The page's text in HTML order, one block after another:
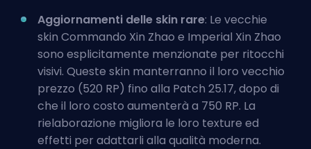
Aggiornamenti delle skin rare: Le vecchie
skin Commando Xin Zhao e Imperial Xin Zhao
sono esplicitamente menzionate per ritocchi
visivi. Queste skin manterranno il loro vecchio
prezzo (520 RP) fino alla Patch 25.17, dopo di
che il loro costo aumenterà a 750 RP. La
rielaborazione migliora le loro texture ed
effetti per adattarli alla qualità moderna.